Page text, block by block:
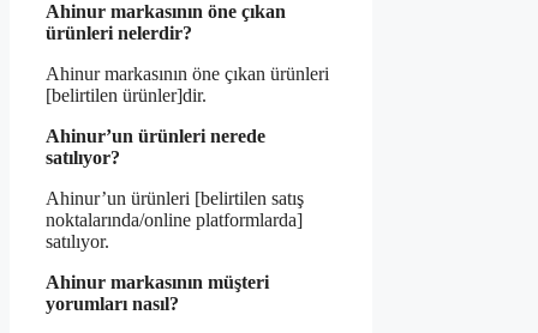
Ahinur markasının öne çıkan
ürünleri nelerdir?
Ahinur markasının öne çıkan ürünleri
[belirtilen ürünler]dir.
Ahinur’un ürünleri nerede
satılıyor?
Ahinur’un ürünleri [belirtilen satış
noktalarında/online platformlarda]
satılıyor.
Ahinur markasının müşteri
yorumları nasıl?